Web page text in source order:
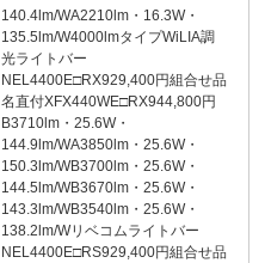
140.4lm/WA2210lm・16.3W・
135.5lm/W4000lmタイプWiLIA調
光ライトバー
NEL4400E□RX929,400円組合せ品
名直付XFX440WE□RX944,800円
B3710lm・25.6W・
144.9lm/WA3850lm・25.6W・
150.3lm/WB3700lm・25.6W・
144.5lm/WB3670lm・25.6W・
143.3lm/WB3540lm・25.6W・
138.2lm/Wリベコムライトバー
NEL4400E□RS929,400円組合せ品